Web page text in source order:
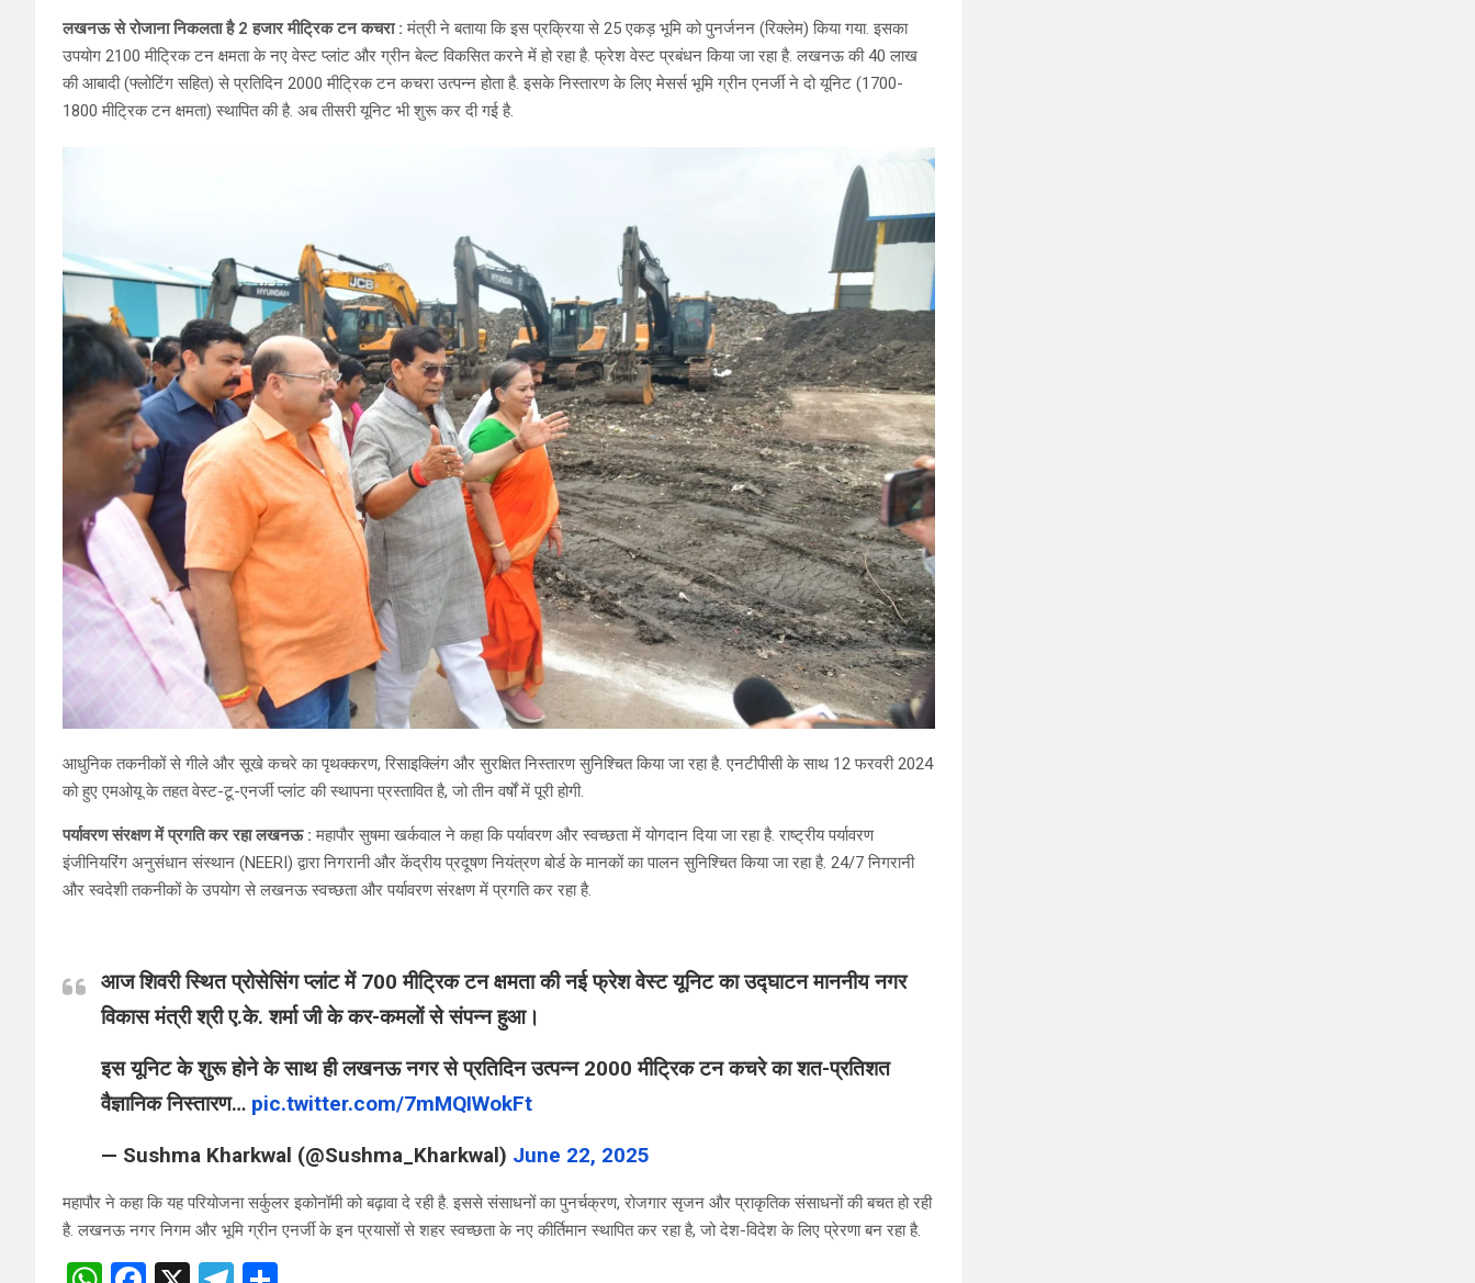
लखनऊ से रोजाना निकलता है 2 हजार मीट्रिक टन कचरा : मंत्री ने बताया कि इस प्रक्रिया से 25 एकड़ भूमि को पुनर्जनन (रिक्लेम) किया गया. इसका
उपयोग 2100 मीट्रिक टन क्षमता के नए वेस्ट प्लांट और ग्रीन बेल्ट विकसित करने में हो रहा है. फ्रेश वेस्ट प्रबंधन किया जा रहा है. लखनऊ की 40 लाख
की आबादी (फ्लोटिंग सहित) से प्रतिदिन 2000 मीट्रिक टन कचरा उत्पन्न होता है. इसके निस्तारण के लिए मेसर्स भूमि ग्रीन एनर्जी ने दो यूनिट (1700-
1800 मीट्रिक टन क्षमता) स्थापित की है. अब तीसरी यूनिट भी शुरू कर दी गई है.
आधुनिक तकनीकों से गीले और सूखे कचरे का पृथक्करण, रिसाइक्लिंग और सुरक्षित निस्तारण सुनिश्चित किया जा रहा है. एनटीपीसी के साथ 12 फरवरी 2024
को हुए एमओयू के तहत वेस्ट-टू-एनर्जी प्लांट की स्थापना प्रस्तावित है, जो तीन वर्षों में पूरी होगी.
पर्यावरण संरक्षण में प्रगति कर रहा लखनऊ :महापौर सुषमा खर्कवाल ने कहा कि पर्यावरण और स्वच्छता में योगदान दिया जा रहा है. राष्ट्रीय पर्यावरण
इंजीनियरिंग अनुसंधान संस्थान (NEERI) द्वारा निगरानी और केंद्रीय प्रदूषण नियंत्रण बोर्ड के मानकों का पालन सुनिश्चित किया जा रहा है. 24/7 निगरानी
और स्वदेशी तकनीकों के उपयोग से लखनऊ स्वच्छता और पर्यावरण संरक्षण में प्रगति कर रहा है.
आज शिवरी स्थित प्रोसेसिंग प्लांट में 700 मीट्रिक टन क्षमता की नई फ्रेश वेस्ट यूनिट का उद्घाटन माननीय नगर
विकास मंत्री श्री ए.के. शर्मा जी के कर-कमलों से संपन्न हुआ।
इस यूनिट के शुरू होने के साथ ही लखनऊ नगर से प्रतिदिन उत्पन्न 2000 मीट्रिक टन कचरे का शत-प्रतिशत
वैज्ञानिक निस्तारण… pic.twitter.com/7mMQIWokFt
— Sushma Kharkwal (@Sushma_Kharkwal) June 22, 2025
महापौर ने कहा कि यह परियोजना सर्कुलर इकोनॉमी को बढ़ावा दे रही है. इससे संसाधनों का पुनर्चक्रण, रोजगार सृजन और प्राकृतिक संसाधनों की बचत हो रही
है. लखनऊ नगर निगम और भूमि ग्रीन एनर्जी के इन प्रयासों से शहर स्वच्छता के नए कीर्तिमान स्थापित कर रहा है, जो देश-विदेश के लिए प्रेरणा बन रहा है.